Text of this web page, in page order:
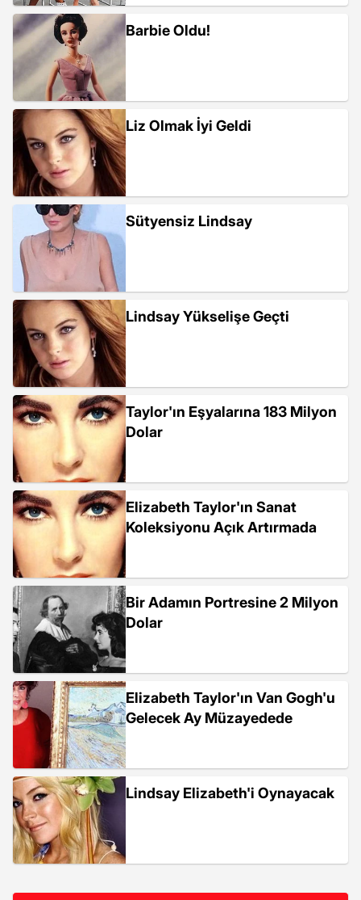
Barbie Oldu!
Liz Olmak İyi Geldi
Sütyensiz Lindsay
Lindsay Yükselişe Geçti
Taylor'ın Eşyalarına 183 Milyon
Dolar
Elizabeth Taylor'ın Sanat
Koleksiyonu Açık Artırmada
Bir Adamın Portresine 2 Milyon
Dolar
Elizabeth Taylor'ın Van Gogh'u
Gelecek Ay Müzayedede
Lindsay Elizabeth'i Oynayacak